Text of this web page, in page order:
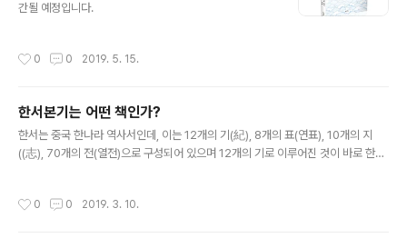
간될 예정입니다.
0 0 2019. 5. 15.
한서본기는 어떤 책인가?
한서는 중국 한나라 역사서인데, 이는 12개의 기(紀), 8개의 표(연표), 10개의 지
((志), 70개의 전(열전)으로 구성되어 있으며 12개의 기로 이루어진 것이 바로 한서
0 0 2019. 3. 10.